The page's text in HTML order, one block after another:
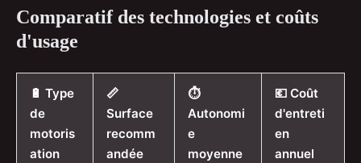
Comparatif des technologies et coûts
d'usage
🔋 Type
de
motoris
ation
📏
Surface
recomm
andée
⏱️
Autonomi
e
moyenne
💶 Coût
d'entreti
en
annuel